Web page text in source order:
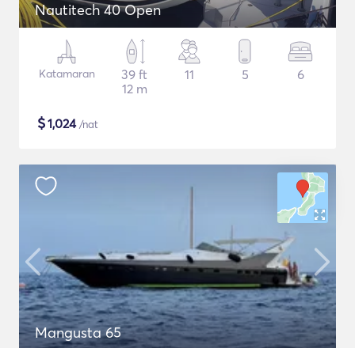
Nautitech 40 Open
Katamaran
39 ft
12 m
11 5 6
$1,024/nat
Mangusta 65